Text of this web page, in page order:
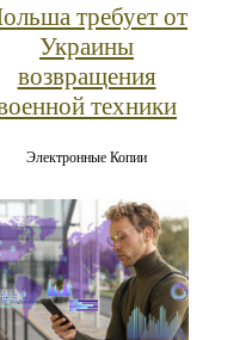
требует от
Украины
возвращения
техники
Электронные Копии